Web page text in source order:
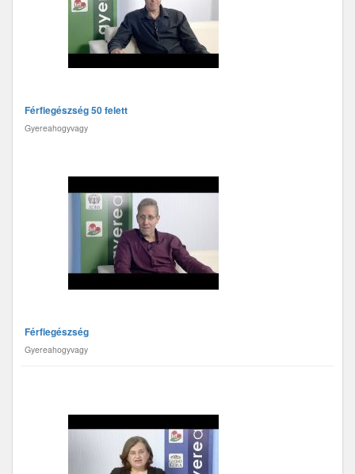
Férfiegészség 50 felett
Gyereahogyvagy
Férfiegészség
Gyereahogyvagy